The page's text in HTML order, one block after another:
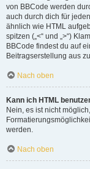
von BBCode werden
auch durch dich für
ähnlich wie HTML
spitzen („<“ und „>“)
BBCode findest du auf
Beitragserstellung aus
Nach oben
Kann ich HTML
Nein, es ist nicht
werden.
Nach oben